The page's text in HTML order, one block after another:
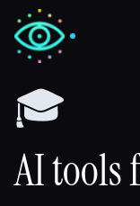
💻
🎓
AI tools